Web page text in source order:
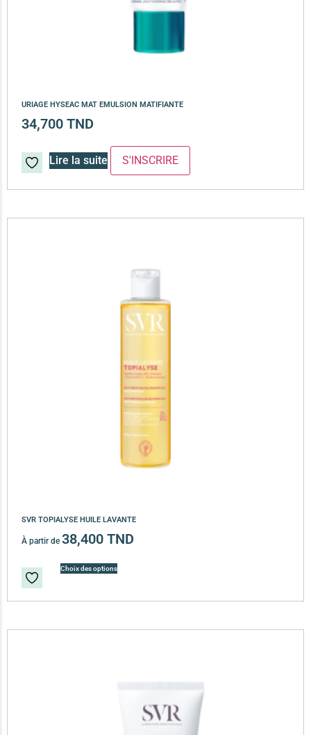
SVR TOPIALYSE HUILE LAVANTE
À partir de 38,400 TND
Choix des options
URIAGE HYSEAC MAT EMULSION MATIFIANTE
34,700 TND
Lire la suite